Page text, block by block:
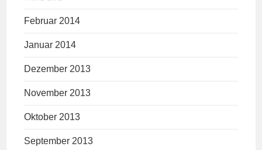
Februar 2014
Januar 2014
Dezember 2013
November 2013
Oktober 2013
September 2013